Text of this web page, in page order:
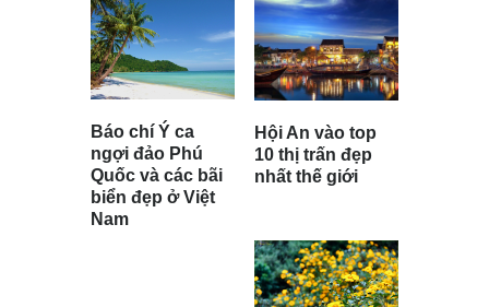
Báo chí Ý ca
ngợi đảo Phú
Quốc và các bãi
biển đẹp ở Việt
Nam
Hội An vào top
10 thị trấn đẹp
nhất thế giới